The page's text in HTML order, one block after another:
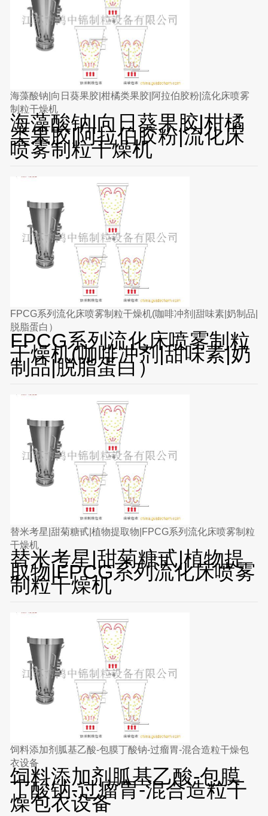
海藻酸钠|向日葵果胶|柑橘类果胶|阿拉伯胶粉|流化床喷雾
制粒干燥机
海藻酸钠|向日葵果胶|柑橘
类果胶|阿拉伯胶粉|流化床
喷雾制粒干燥机
FPCG系列流化床喷雾制粒干燥机(咖啡冲剂|甜味素|奶制品|
脱脂蛋白）
FPCG系列流化床喷雾制粒
干燥机(咖啡冲剂|甜味素|奶
制品|脱脂蛋白）
替米考星|甜菊糖甙|植物提取物|FPCG系列流化床喷雾制粒
干燥机
替米考星|甜菊糖甙|植物提
取物|FPCG系列流化床喷雾
制粒干燥机
饲料添加剂胍基乙酸-包膜丁酸钠-过瘤胃-混合造粒干燥包
衣设备
饲料添加剂胍基乙酸-包膜
丁酸钠-过瘤胃-混合造粒干
燥包衣设备